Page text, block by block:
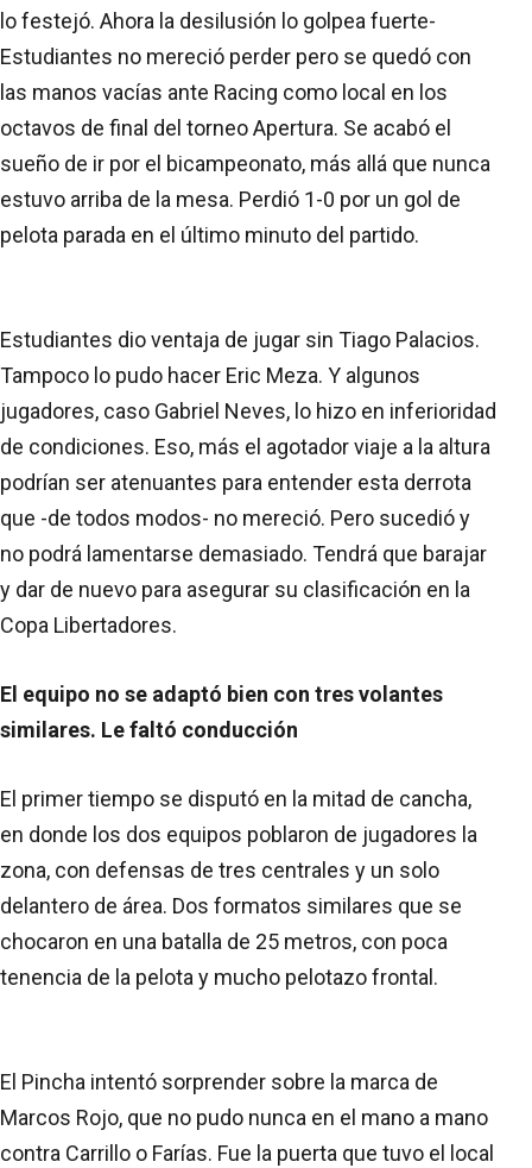
lo festejó. Ahora la desilusión lo golpea fuerte-
Estudiantes no mereció perder pero se quedó con
las manos vacías ante Racing como local en los
octavos de final del torneo Apertura. Se acabó el
sueño de ir por el bicampeonato, más allá que nunca
estuvo arriba de la mesa. Perdió 1-0 por un gol de
pelota parada en el último minuto del partido.
Estudiantes dio ventaja de jugar sin Tiago Palacios.
Tampoco lo pudo hacer Eric Meza. Y algunos
jugadores, caso Gabriel Neves, lo hizo en inferioridad
de condiciones. Eso, más el agotador viaje a la altura
podrían ser atenuantes para entender esta derrota
que -de todos modos- no mereció. Pero sucedió y
no podrá lamentarse demasiado. Tendrá que barajar
y dar de nuevo para asegurar su clasificación en la
Copa Libertadores.
El equipo no se adaptó bien con tres volantes
similares. Le faltó conducción
El primer tiempo se disputó en la mitad de cancha,
en donde los dos equipos poblaron de jugadores la
zona, con defensas de tres centrales y un solo
delantero de área. Dos formatos similares que se
chocaron en una batalla de 25 metros, con poca
tenencia de la pelota y mucho pelotazo frontal.
El Pincha intentó sorprender sobre la marca de
Marcos Rojo, que no pudo nunca en el mano a mano
contra Carrillo o Farías. Fue la puerta que tuvo el local